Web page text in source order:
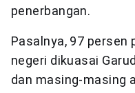
penerbangan.
Pasalnya, 97 persen
negeri dikuasai
dan masing-masing